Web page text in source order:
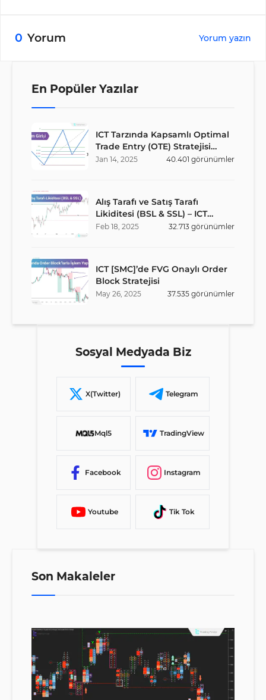
0 Yorum Yorum yazın
En Popüler Yazılar
ICT Tarzında Kapsamlı Optimal
Trade Entry (OTE) Stratejisi
Rehberi
Jan 14, 2025 40.401 görünümler
Alış Tarafı ve Satış Tarafı
Likiditesi (BSL & SSL) – ICT
Stratejisi
Feb 18, 2025 32.713 görünümler
ICT [SMC]’de FVG Onaylı Order
Block Stratejisi
May 26, 2025 37.535 görünümler
Sosyal Medyada Biz
X(Twitter) Telegram
Mql5 TradingView
Facebook Instagram
Youtube Tik Tok
Son Makaleler